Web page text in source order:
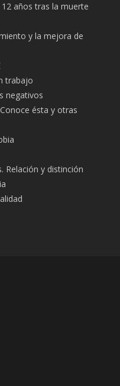
años tras la muerte
y la mejora de
trabajo
negativos
ésta y otras
Relación y distinción